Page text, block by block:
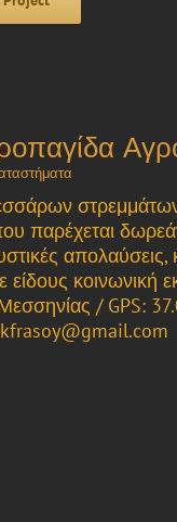
παρέχεται
απολαύσεις,
κοινωνική
/ GPS: